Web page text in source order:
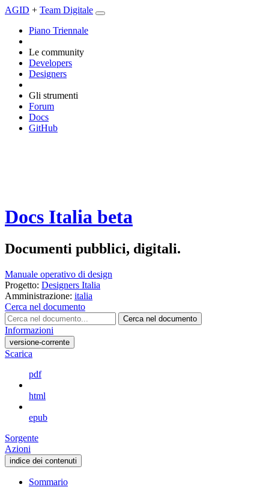
AGID + Team Digitale
Piano Triennale
Le community
Developers
Designers
Gli strumenti
Forum
Docs
GitHub
Docs Italia beta
Documenti pubblici, digitali.
Manuale operativo di design
Progetto: Designers Italia
Amministrazione: italia
Cerca nel documento
Cerca nel documento
Informazioni
versione-corrente
Scarica
pdf
html
epub
Sorgente
Azioni
indice dei contenuti
Sommario